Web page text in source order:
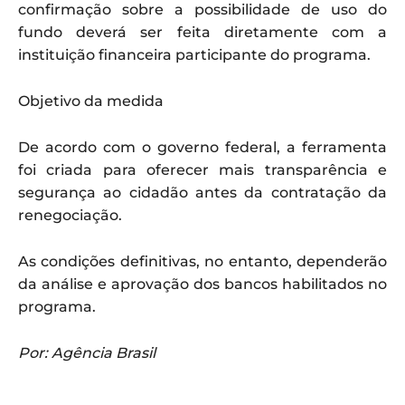
confirmação sobre a possibilidade de uso do
fundo deverá ser feita diretamente com a
instituição financeira participante do programa.
Objetivo da medida
De acordo com o governo federal, a ferramenta
foi criada para oferecer mais transparência e
segurança ao cidadão antes da contratação da
renegociação.
As condições definitivas, no entanto, dependerão
da análise e aprovação dos bancos habilitados no
programa.
Por: Agência Brasil